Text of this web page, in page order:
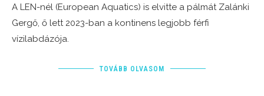
A LEN-nél (European Aquatics) is elvitte a pálmát Zalánki
Gergő, ő lett 2023-ban a kontinens legjobb férfi
vízilabdázója.
TOVÁBB OLVASOM